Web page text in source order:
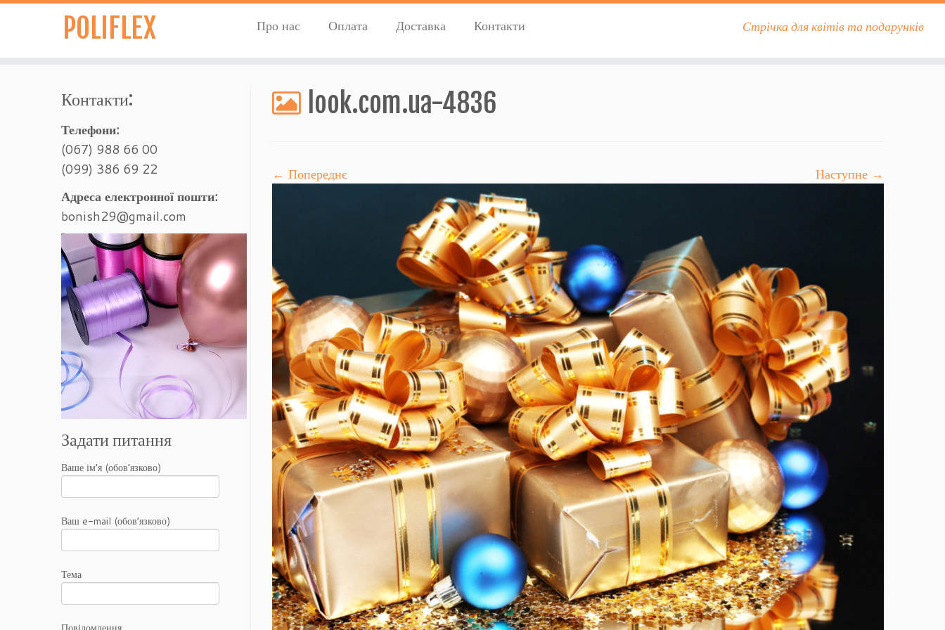
POLIFLEX Стрічка для квітів та подарунків
Про нас Оплата Доставка Контакти
Контакти:
Телефони:
(067) 988 66 00
(099) 386 69 22
Адреса електронної пошти:
bonish29@gmail.com
Задати питання
Ваше ім’я (обов’язково)
Ваш e-mail (обов’язково)
Тема
look.com.ua-4836
← Попереднє Наступне →